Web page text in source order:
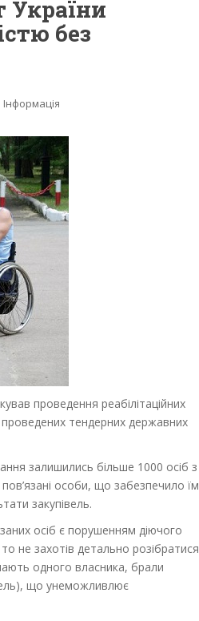
України
без
Інформація
проведення реабілітаційних
проведених тендерних державних
залишились більше 1000 осіб з
пов’язані особи, що забезпечило їм
закупівель.
осіб є порушенням діючого
не захотів детально розібратися
одного власника, брали
що унеможливлює